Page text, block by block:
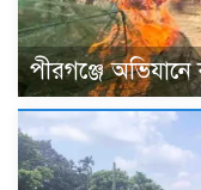
পীরগঞ্জে